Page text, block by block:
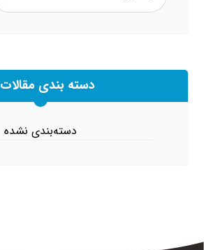
دسته بندی مقالات
دسته‌بندی نشده